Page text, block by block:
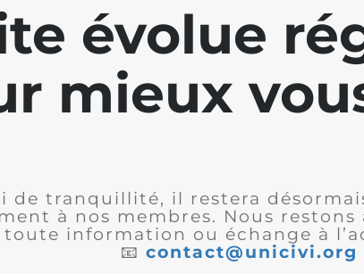
évolue
mieux
de tranquillité, il restera
à nos membres. Nous
information ou échange à
📧 contact@unicivi.org